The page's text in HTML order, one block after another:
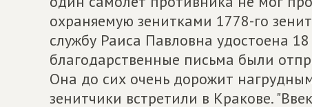
охраняемую зенитками 1778-го
службу Раиса Павловна удостоена
благодарственные письма были
Она до сих очень дорожит
зенитчики встретили в Кракове.